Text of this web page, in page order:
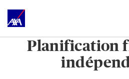
Planification